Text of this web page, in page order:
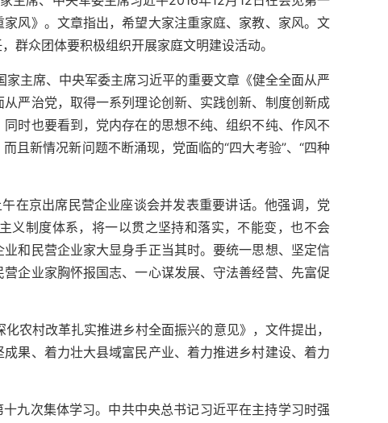
风》。文章指出，希望大家注重家庭、家教、家风。文
群众团体要积极组织开展家庭文明建设活动。
主席、中央军委主席习近平的重要文章《健全全面从严
严治党，取得一系列理论创新、实践创新、制度创新成
时也要看到，党内存在的思想不纯、组织不纯、作风不
且新情况新问题不断涌现，党面临的“四大考验”、“四种
在京出席民营企业座谈会并发表重要讲话。他强调，党
义制度体系，将一以贯之坚持和落实，不能变，也不会
和民营企业家大显身手正当其时。要统一思想、坚定信
企业家胸怀报国志、一心谋发展、守法善经营、先富促
农村改革扎实推进乡村全面振兴的意见》，文件提出，
果、着力壮大县域富民产业、着力推进乡村建设、着力
九次集体学习。中共中央总书记习近平在主持学习时强